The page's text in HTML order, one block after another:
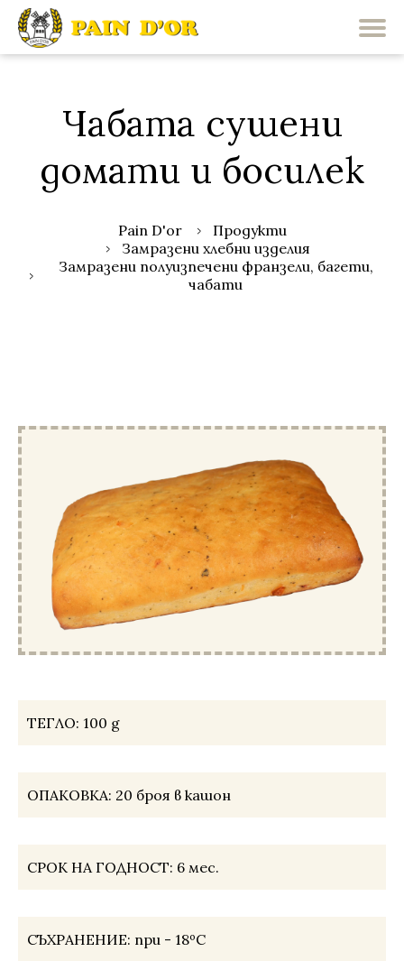
Чабата сушени
домати и босилек
Pain D'or
Продукти
Замразени хлебни изделия
Замразени полуизпечени франзели, багети,
чабати
ТЕГЛО: 100 g
ОПАКОВКА: 20 броя в кашон
СРОК НА ГОДНОСТ: 6 мес.
СЪХРАНЕНИЕ: при - 18ºС